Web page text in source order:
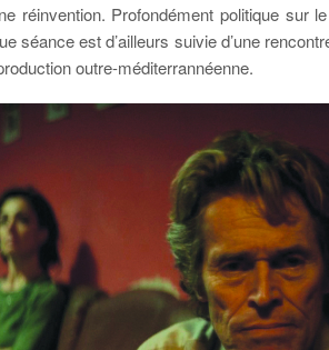
réinvention. Profondément politique sur
séance est d’ailleurs suivie d’une
outre-méditerrannéenne.